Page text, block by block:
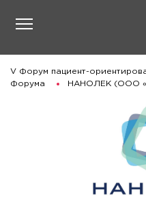
V Форум пациент-
Форума
НАНОЛЕК (ООО